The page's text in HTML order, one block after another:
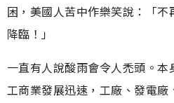
困，美國人苦中作樂笑說：「
降臨！」
一直有人說酸雨會令人禿頭。
工商業發展迅速，工廠、發電